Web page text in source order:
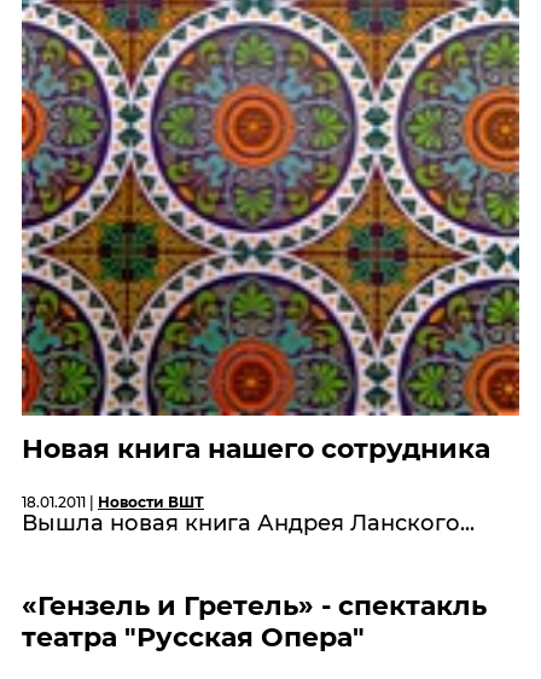
Новая книга нашего сотрудника
18.01.2011 | Новости ВШТ
Вышла новая книга Андрея Ланского...
«Гензель и Гретель» - спектакль
театра "Русская Опера"